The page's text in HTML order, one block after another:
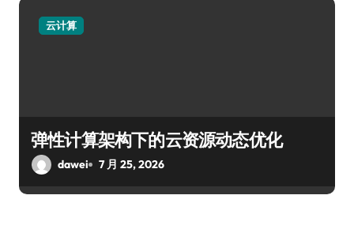
云计算
弹性计算架构下的云资源动态优化
dawei 7 月 25, 2026